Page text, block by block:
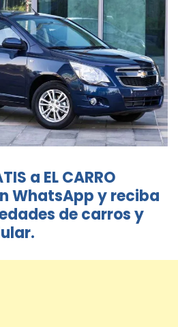
a EL CARRO
WhatsApp y reciba
de carros y